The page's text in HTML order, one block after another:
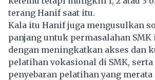
terang Hanif saat itu.
Kala itu Hanif juga mengusulkan
panjang untuk permasalahan
dengan meningkatkan akses dan
pelatihan vokasional di SMK,
penyebaran pelatihan yang merata